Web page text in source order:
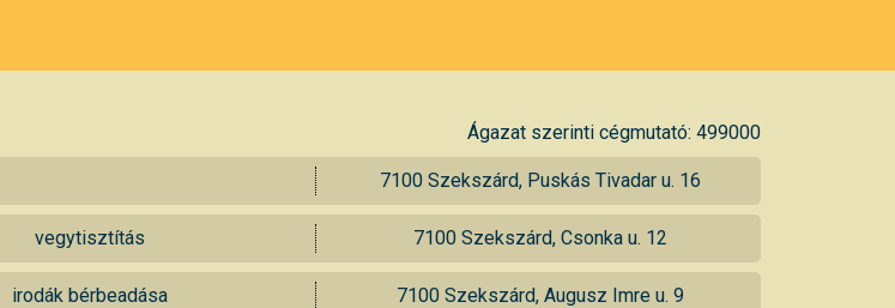
Ágazat szerinti cégmutató: 499000
7100 Szekszárd, Puskás Tivadar u. 16
vegytisztítás 7100 Szekszárd, Csonka u. 12
irodák bérbeadása 7100 Szekszárd, Augusz Imre u. 9